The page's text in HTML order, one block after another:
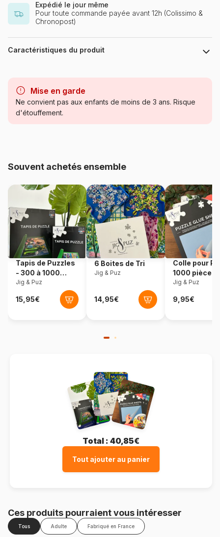
Expédié le jour même
Pour toute commande payée avant 12h (Colissimo &
Chronopost)
Caractéristiques du produit
Catégorie Puzzles - Disney
Référence Schmidt-Spiele-59690
EAN 4001504596903
Nombre de pièces 1000 pièces
Dimensions 69 x 49 cm
Mise en garde
Ne convient pas aux enfants de moins de 3 ans. Risque
d'étouffement.
Souvent achetés ensemble
Tapis de Puzzles
- 300 à 1000
pièces
Jig & Puz
6 Boites de Tri
Jig & Puz
Colle pour
1000 pièces
Jig & Puz
Total : 40,85€
Tout ajouter au panier
Ces produits pourraient vous intéresser
Tous Adulte Fabriqué en France